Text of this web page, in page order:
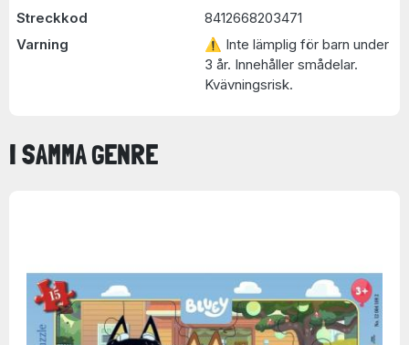
Streckkod
8412668203471
Varning
⚠ Inte lämplig för barn under
3 år. Innehåller smådelar.
Kvävningsrisk.
I SAMMA GENRE